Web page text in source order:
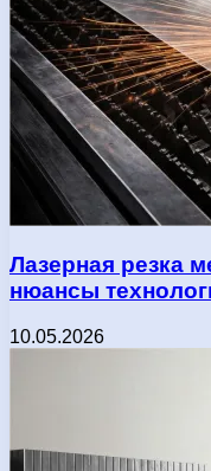
Лазерная резка
нюансы
10.05.2026